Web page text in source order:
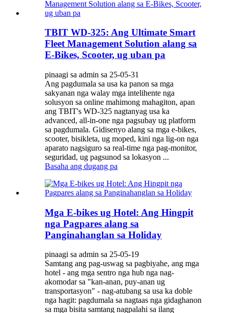
TBIT WD-325: Ang Ultimate Smart
Fleet Management Solution alang sa
E-Bikes, Scooter, ug uban pa
pinaagi sa admin sa 25-05-31
Ang pagdumala sa usa ka panon sa mga
sakyanan nga walay mga intelihente nga
solusyon sa online mahimong mahagiton, apan
ang TBIT's WD-325 nagtanyag usa ka
advanced, all-in-one nga pagsubay ug platform
sa pagdumala. Gidisenyo alang sa mga e-bikes,
scooter, bisikleta, ug moped, kini nga lig-on nga
aparato nagsiguro sa real-time nga pag-monitor,
seguridad, ug pagsunod sa lokasyon ...
Basaha ang dugang pa
Mga E-bikes ug Hotel: Ang Hingpit
nga Pagpares alang sa
Panginahanglan sa Holiday
pinaagi sa admin sa 25-05-19
Samtang ang pag-uswag sa pagbiyahe, ang mga
hotel - ang mga sentro nga hub nga nag-
akomodar sa "kan-anan, puy-anan ug
transportasyon" - nag-atubang sa usa ka doble
nga hagit: pagdumala sa nagtaas nga gidaghanon
sa mga bisita samtang nagpalahi sa ilang